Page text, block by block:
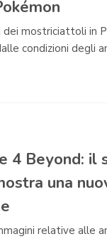
mostriciattoli in
condizioni degli
4 Beyond: il
una
relative alle